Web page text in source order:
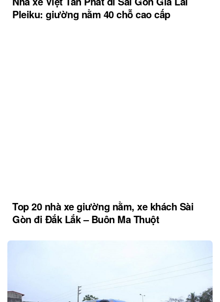
Pleiku: giường nằm 40 chỗ cao cấp
Top 20 nhà xe giường nằm, xe khách Sài
Gòn đi Đắk Lắk – Buôn Ma Thuột